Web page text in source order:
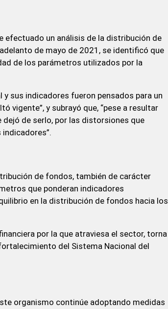
efectuado un análisis de la distribución de
de mayo de 2021, se identificó que
de los parámetros utilizados por la
sus indicadores fueron pensados para un
vigente”, y subrayó que, “pese a resultar
dejó de serlo, por las distorsiones que
de fondos, también de carácter
que ponderan indicadores
en la distribución de fondos hacia los
por la que atraviesa el sector, torna
del Sistema Nacional del
organismo continúe adoptando medidas